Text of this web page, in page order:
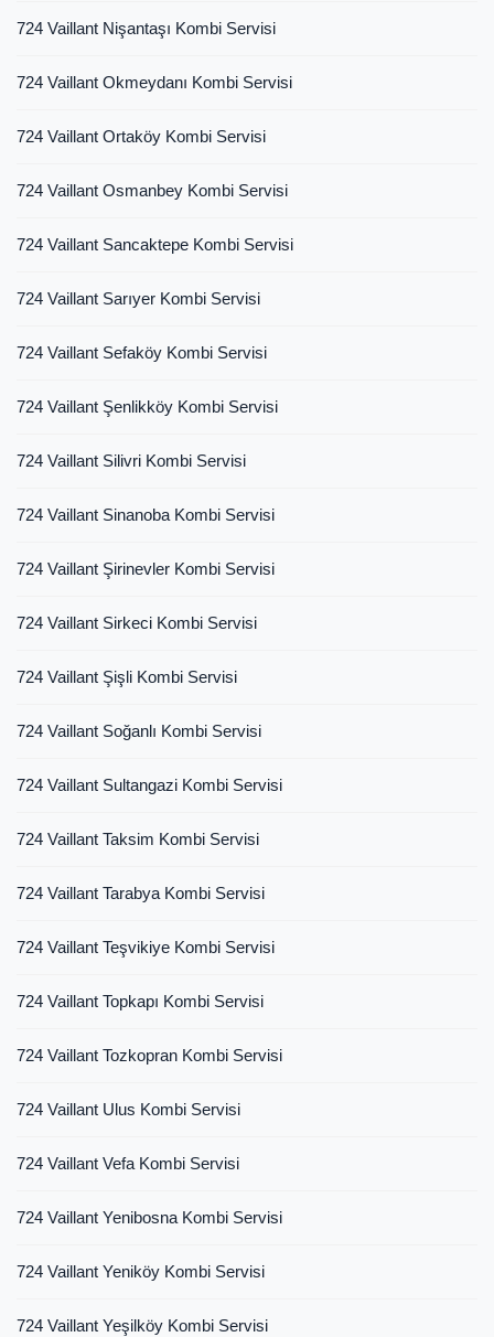
724 Vaillant Nişantaşı Kombi Servisi
724 Vaillant Okmeydanı Kombi Servisi
724 Vaillant Ortaköy Kombi Servisi
724 Vaillant Osmanbey Kombi Servisi
724 Vaillant Sancaktepe Kombi Servisi
724 Vaillant Sarıyer Kombi Servisi
724 Vaillant Sefaköy Kombi Servisi
724 Vaillant Şenlikköy Kombi Servisi
724 Vaillant Silivri Kombi Servisi
724 Vaillant Sinanoba Kombi Servisi
724 Vaillant Şirinevler Kombi Servisi
724 Vaillant Sirkeci Kombi Servisi
724 Vaillant Şişli Kombi Servisi
724 Vaillant Soğanlı Kombi Servisi
724 Vaillant Sultangazi Kombi Servisi
724 Vaillant Taksim Kombi Servisi
724 Vaillant Tarabya Kombi Servisi
724 Vaillant Teşvikiye Kombi Servisi
724 Vaillant Topkapı Kombi Servisi
724 Vaillant Tozkopran Kombi Servisi
724 Vaillant Ulus Kombi Servisi
724 Vaillant Vefa Kombi Servisi
724 Vaillant Yenibosna Kombi Servisi
724 Vaillant Yeniköy Kombi Servisi
724 Vaillant Yeşilköy Kombi Servisi